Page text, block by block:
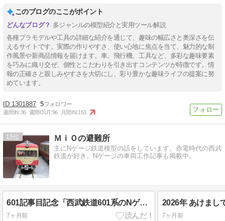
このブログのここがポイント
多ジャンルの模型紹介と実用ツール解説
各種プラモデルや工具の詳細な紹介を通じて、趣味の幅広さと奥深さを伝
えるサイトです。実際の作りやすさ、使い心地に焦点を当て、魅力的な制
作風景や新商品情報を届けます。車、飛行機、工具など、多彩な趣味要素
を巧みに織り交ぜ、個性とこだわりを引き出すコンテンツが特徴です。情
報の正確さと親しみやすさを大切にし、彩り豊かな趣味ライフの提案に努
めています。
1301887 5
週間IN:36 週間OUT:96 月間IN:153
15 ＭｉＯの避難所
主にNゲージ鉄道模型の話をしています。赤電時代の西武
鉄道が好き。Nゲージの車両工作記事も掲載中。
601記事目記念「西武鉄道601系のNゲージ鉄道模型」
7ヶ月前
2026年 あけまし
7ヶ月前